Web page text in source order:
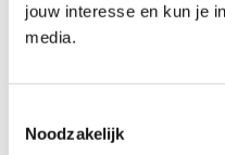
jouw interesse en kun je
media.
Noodzakelijk